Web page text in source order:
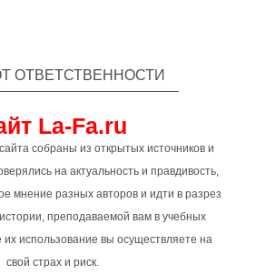
ОТВЕТСТВЕННОСТИ
La-Fa.ru
собраны из открытых источников и
на актуальность и правдивость,
мнение разных авторов и идти в разрез
преподаваемой вам в учебных
использование вы осуществляете на
свой страх и риск.